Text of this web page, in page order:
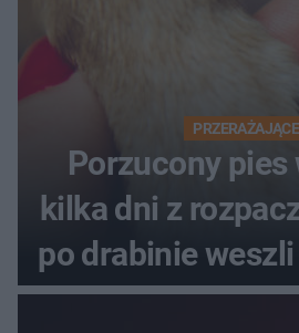
Porzucony pies
kilka dni z
po drabinie